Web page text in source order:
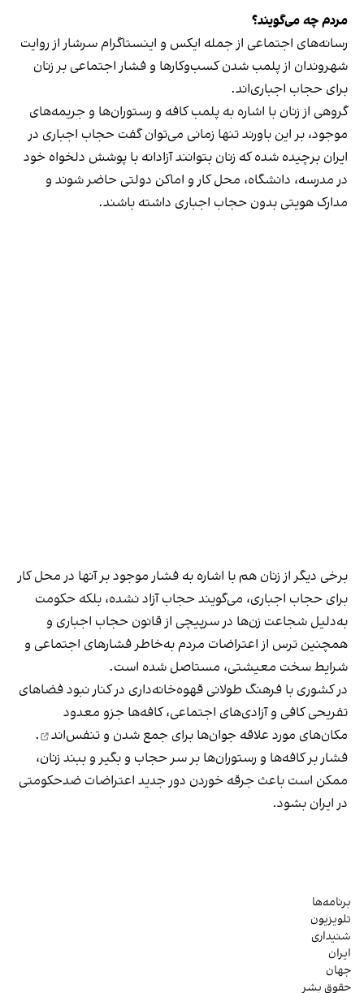
مردم چه می‌گویند؟
رسانه‎‌های اجتماعی از جمله ایکس و اینستاگرام سرشار از روایت
شهروندان از پلمب شدن کسب‌وکارها و فشار اجتماعی بر زنان
برای حجاب اجباری‌اند.
گروهی از زنان با اشاره به پلمب کافه و رستوران‌ها و جریمه‌های
موجود، بر این باورند تنها زمانی می‌توان گفت حجاب اجباری در
ایران برچیده شده که زنان بتوانند آزادانه با پوشش دلخواه خود
در مدرسه، دانشگاه، محل کار و اماکن دولتی حاضر شوند و
مدارک هویتی بدون حجاب اجباری داشته باشند.
برخی دیگر از زنان هم با اشاره به فشار موجود بر آنها در محل کار
برای حجاب اجباری، می‌گویند حجاب آزاد نشده، بلکه حکومت
به‌دلیل شجاعت زن‌ها در سرپیچی از قانون حجاب اجباری و
همچنین ترس از اعتراضات مردم به‌خاطر فشارهای اجتماعی و
شرایط سخت معیشتی، مستاصل شده است.
در کشوری با فرهنگ طولانی قهوه‌‌خانه‌داری در کنار نبود فضاهای
تفریحی کافی و آزادی‌های اجتماعی، کافه‌ها جزو معدود
مکان‌های مورد علاقه جوان‌ها برای جمع شدن و تنفس‌اند
.
فشار بر کافه‌ها و رستوران‌ها بر سر حجاب و بگیر و ببند زنان،
ممکن است باعث جرقه خوردن دور جدید اعتراضات ضدحکومتی
در ایران بشود.
برنامه‌ها
تلویزیون
شنیداری
ایران
جهان
حقوق بشر